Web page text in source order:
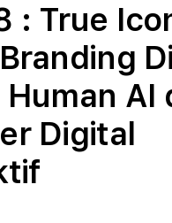
a
: True
AI
Digital